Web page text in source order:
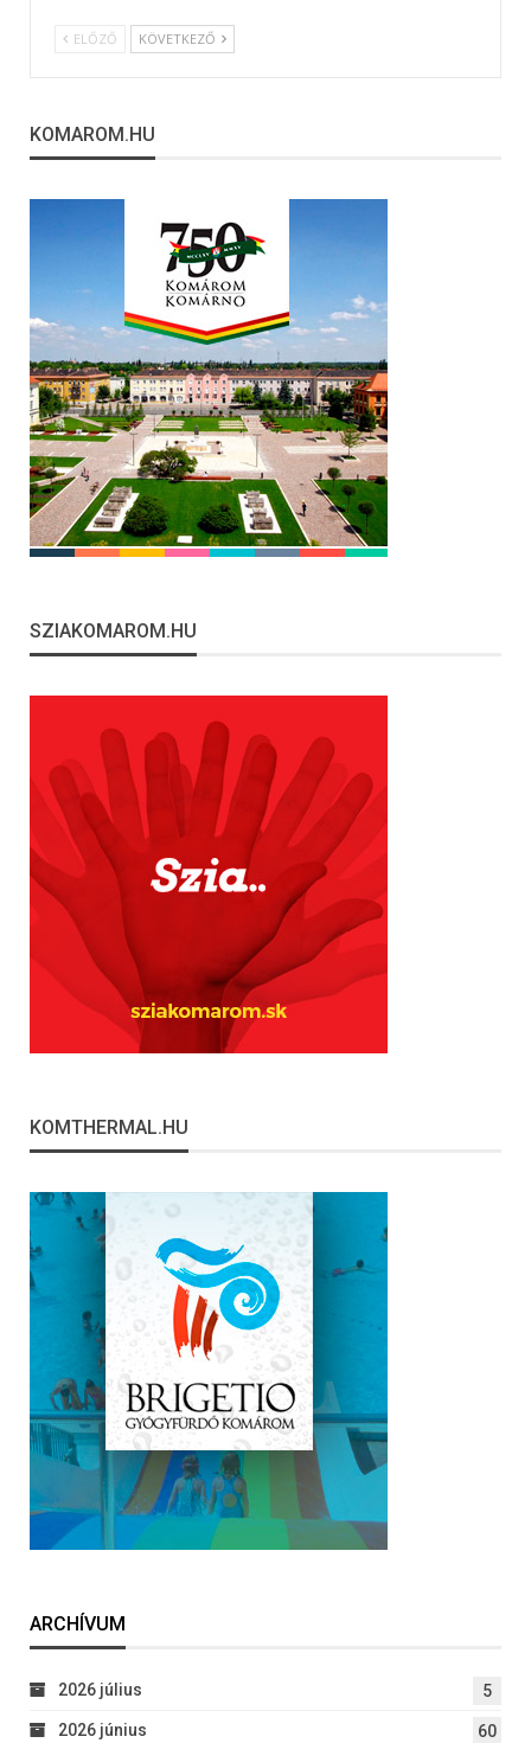
ELŐZŐ KÖVETKEZŐ
KOMAROM.HU
SZIAKOMAROM.HU
KOMTHERMAL.HU
ARCHÍVUM
2026 július 5
2026 június 60